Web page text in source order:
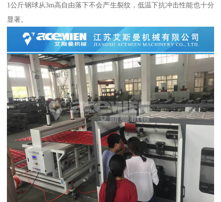
1公斤钢球从3m高自由落下不会产生裂纹，低温下抗冲击性能也十分
显著。